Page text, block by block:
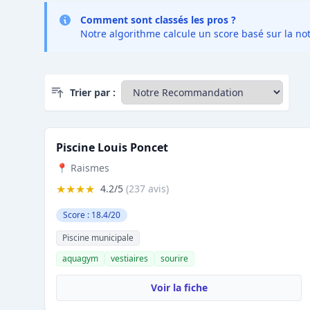
Comment sont classés les pros ?
Notre algorithme calcule un score basé sur la
Trier par :
Piscine Louis Poncet
📍 Raismes
★★★★ 4.2/5 (237 avis)
Score : 18.4/20
Piscine municipale
aquagym
vestiaires sourire
Voir la fiche